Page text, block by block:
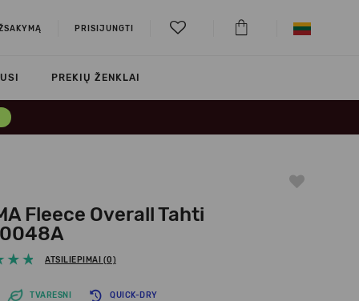
PRISIJUNGTI
PREKIŲ ŽENKLAI
Fleece Overall Tahti
ATSILIEPIMAI (0)
TVARESNI QUICK-DRY